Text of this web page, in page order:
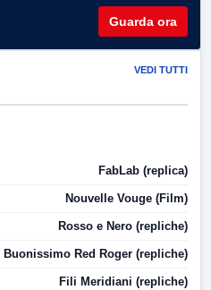
Guarda ora
VEDI TUTTI
FabLab (replica)
Nouvelle Vouge (Film)
Rosso e Nero (repliche)
Buonissimo Red Roger (repliche)
Fili Meridiani (repliche)